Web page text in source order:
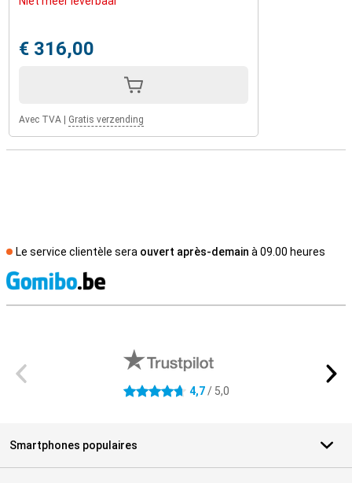
€ 316,00
Avec TVA Gratis verzending
Le service clientèle sera ouvert après-demain à 09.00 heures
4.7 étoiles 4,7/ 5,0
Smartphones populaires